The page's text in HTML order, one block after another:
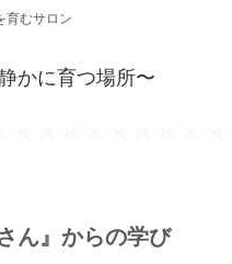
育むサロン
かに育つ場所〜
ん』からの学び